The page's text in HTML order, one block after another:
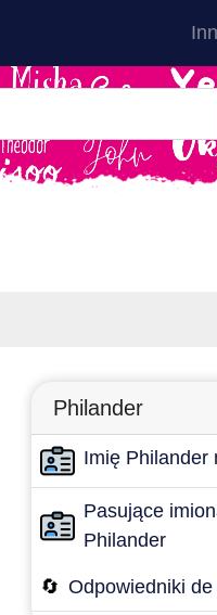
Philander
Imię Philander
Pasujące
Philander
🔄 Odpowiedniki